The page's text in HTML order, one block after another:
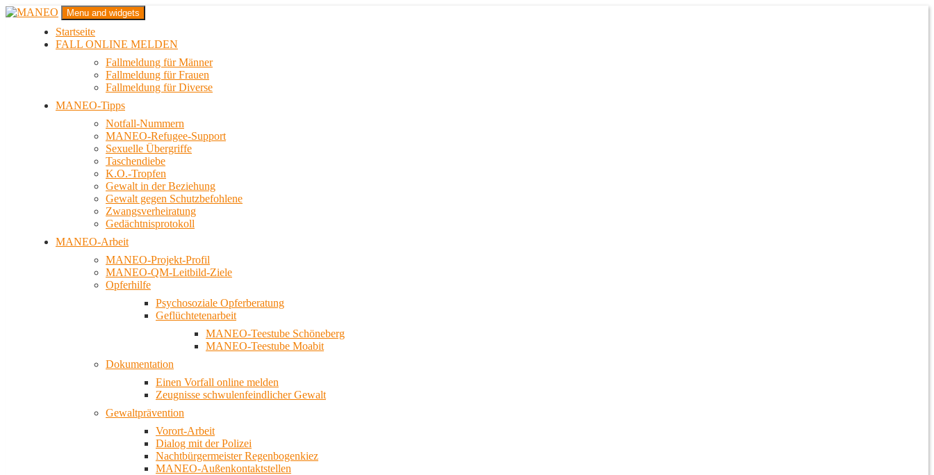
Zum
MANEO
Das schwule Anti-Gewalt-Projekt in Berlin
Menu and widgets
Startseite
FALL ONLINE MELDEN
Fallmeldung für Männer
Fallmeldung für Frauen
Fallmeldung für Diverse
MANEO-Tipps
Notfall-Nummern
MANEO-Refugee-Support
Sexuelle Übergriffe
Taschendiebe
K.O.-Tropfen
Gewalt in der Beziehung
Gewalt gegen Schutzbefohlene
Zwangsverheiratung
Gedächtnisprotokoll
MANEO-Arbeit
MANEO-Projekt-Profil
MANEO-QM-Leitbild-Ziele
Opferhilfe
Psychosoziale Opferberatung
Geflüchtetenarbeit
MANEO-Teestube Schöneberg
MANEO-Teestube Moabit
Dokumentation
Einen Vorfall online melden
Zeugnisse schwulenfeindlicher Gewalt
Gewaltprävention
Vorort-Arbeit
Dialog mit der Polizei
Nachtbürgermeister Regenbogenkiez
MANEO-Außenkontaktstellen